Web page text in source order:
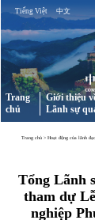
Tiếng Việt 中文
Trang
chủ
Giới thiệu
Lãnh sự
Trang chủ > Hoạt động của lãnh
Tổng Lãnh
tham dự
nghiệp